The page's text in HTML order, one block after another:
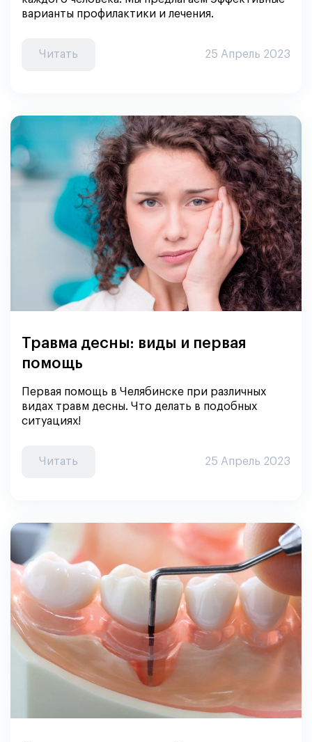
варианты профилактики и лечения.
Читать 25 Апрель 2023
Травма десны: виды и первая
помощь
Первая помощь в Челябинске при различных
видах травм десны. Что делать в подобных
ситуациях!
Читать 25 Апрель 2023